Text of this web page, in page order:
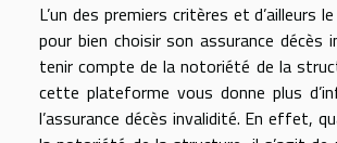
L’un des premiers critères et d’ailleurs
pour bien choisir son assurance décès
tenir compte de la notoriété de la
cette plateforme vous donne plus
l’assurance décès invalidité. En effet,